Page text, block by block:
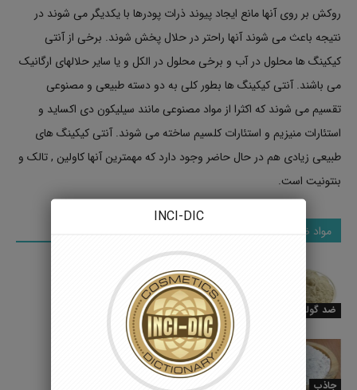
روکش بر روی آنها مانع ایجاد پیوند ذرات پودرها با یکدیگر می شوند در
نتیجه باعث می شوند آنها راحتر در حلال پخش شوند. برخی از آنتی
کیکینگ ها محلول در آب و برخی محلول در الکل و یا سایر حلالهای ارگانیک
می باشند. آنتی کیکینگ ها بطور کلی به دو دسته طبیعی و مصنوعی
تقسیم می شوند که اکثرا از مواد مصنوعی مانند سیلیکون دی اکساید و
استئارات منیزیم و استئارات کلسیم ساخته می شوند. آنتی کیکینگ های
طبیعی زیادی هم در حال حاضر وجود دارد که مهمترین آنها کاولین , تالک و
بنتونیت است.
مواد ضد گوله شدن
ضد گوله شدن
بنتونیت / Bentonite
جاذب
کائولین / Kaolin
INCI-DIC